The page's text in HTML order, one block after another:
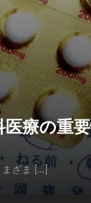
医療の重
まざま […]